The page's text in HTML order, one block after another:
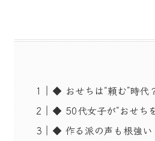
◆ おせちは“頼む”時代
◆ 50代女子が“おせち
◆ 作る派の声も根強い